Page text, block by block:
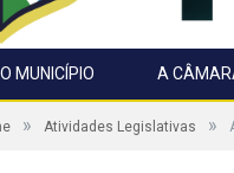
O MUNICÍPIO A
» Atividades Legislativas »